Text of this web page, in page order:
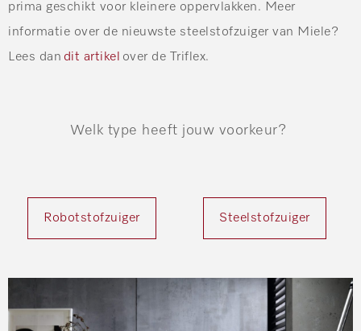
prima geschikt voor kleinere oppervlakken. Meer
informatie over de nieuwste steelstofzuiger van Miele?
Lees dan dit artikel over de Triflex.
Welk type heeft jouw voorkeur?
Robotstofzuiger Steelstofzuiger